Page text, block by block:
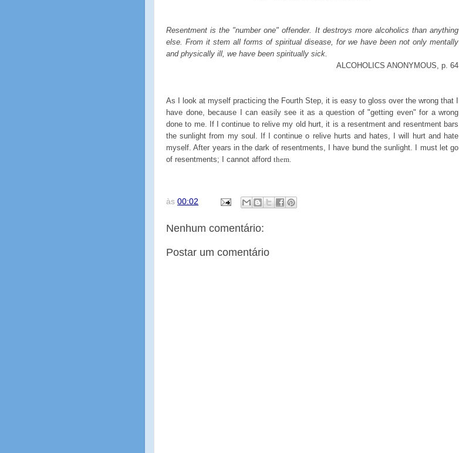
Resentment is the "number one" offender. It destroys more alcoholics than anything
else. From it stem all forms of spiritual disease, for we have been not only mentally
and physically ill, we have been spiritually sick.
ALCOHOLICS ANONYMOUS, p. 64
As I look at myself practicing the Fourth Step, it is easy to gloss over the wrong that I
have done, because I can easily see it as a question of "getting even" for a wrong
done to me. If I continue to relive my old hurt, it is a resentment and resentment bars
the sunlight from my soul. If I continue o relive hurts and hates, I will hurt and hate
myself. After years in the dark of resentments, I have bund the sunlight. I must let go
of resentments; I cannot afford them.
às 00:02
Nenhum comentário:
Postar um comentário